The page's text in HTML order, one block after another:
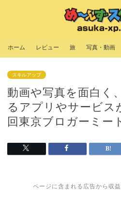
ホーム レビュー 旅 写真・動画
スキルアップ
動画や写真を面白く
るアプリやサービス
回東京ブロガーミー
ページに含まれる広告から収